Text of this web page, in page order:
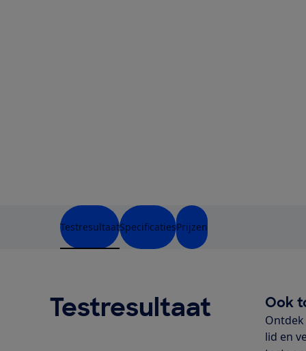
TestresultaatSpecificatiesPrijzen
Testresultaat Ook
lid en